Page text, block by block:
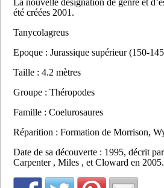
La nouvelle désignation de genre et
été créées 2001.
Tanycolagreus
Epoque : Jurassique supérieur (150-
Taille : 4.2 mètres
Groupe : Théropodes
Famille : Coelurosaures
Réparition : Formation de Morrison,
Date de sa découverte : 1995, décrit
Carpenter , Miles , et Cloward en 2005.